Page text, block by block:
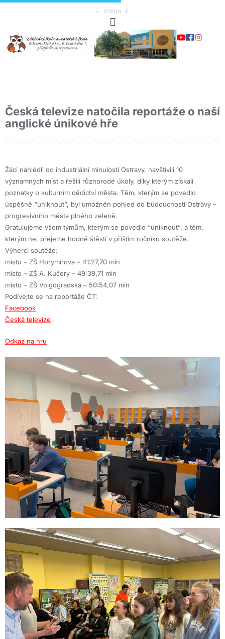
↓ menu ↓
Česká televize natočila reportáže o naší
anglické únikové hře
Žáci nahlédli do industriální minulosti Ostravy, navštívili 10
významných míst a řešili různorodé úkoly, díky kterým získali
poznatky o kulturním dědictví města. Těm, kterým se povedlo
úspěšně “uniknout”, byl umožněn pohled do budoucnosti Ostravy –
progresivního města plného zeleně.
Gratulujeme všem týmům, kterým se povedlo “uniknout”, a těm,
kterým ne, přejeme hodně štěstí v příštím ročníku soutěže.
Výherci soutěže:
místo – ZŠ Horymírova – 41:27,70 min
místo – ZŠ A. Kučery – 49:39,71 min
místo – ZŠ Volgogradská – 50:54,07 min
Podívejte se na reportáže ČT:
Facebook
Česká televize
Odkaz na hru